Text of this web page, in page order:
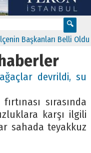
Başkanları Belli Oldu
devrildi, su
sırasında
karşı ilgili
sahada teyakkuz